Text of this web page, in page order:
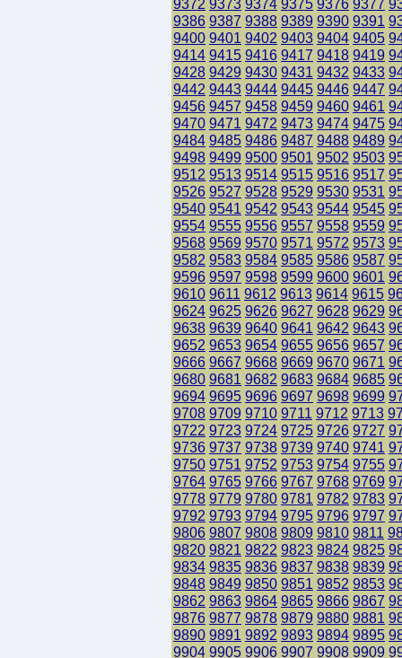
9372 9373 9374 9375 9376 9377
9386 9387 9388 9389 9390 9391
9400 9401 9402 9403 9404 9405
9414 9415 9416 9417 9418 9419
9428 9429 9430 9431 9432 9433
9442 9443 9444 9445 9446 9447
9456 9457 9458 9459 9460 9461
9470 9471 9472 9473 9474 9475
9484 9485 9486 9487 9488 9489
9498 9499 9500 9501 9502 9503
9512 9513 9514 9515 9516 9517
9526 9527 9528 9529 9530 9531
9540 9541 9542 9543 9544 9545
9554 9555 9556 9557 9558 9559
9568 9569 9570 9571 9572 9573
9582 9583 9584 9585 9586 9587
9596 9597 9598 9599 9600 9601
9610 9611 9612 9613 9614 9615
9624 9625 9626 9627 9628 9629
9638 9639 9640 9641 9642 9643
9652 9653 9654 9655 9656 9657
9666 9667 9668 9669 9670 9671
9680 9681 9682 9683 9684 9685
9694 9695 9696 9697 9698 9699
9708 9709 9710 9711 9712 9713
9722 9723 9724 9725 9726 9727
9736 9737 9738 9739 9740 9741
9750 9751 9752 9753 9754 9755
9764 9765 9766 9767 9768 9769
9778 9779 9780 9781 9782 9783
9792 9793 9794 9795 9796 9797
9806 9807 9808 9809 9810 9811
9820 9821 9822 9823 9824 9825
9834 9835 9836 9837 9838 9839
9848 9849 9850 9851 9852 9853
9862 9863 9864 9865 9866 9867
9876 9877 9878 9879 9880 9881
9890 9891 9892 9893 9894 9895
9904 9905 9906 9907 9908 9909